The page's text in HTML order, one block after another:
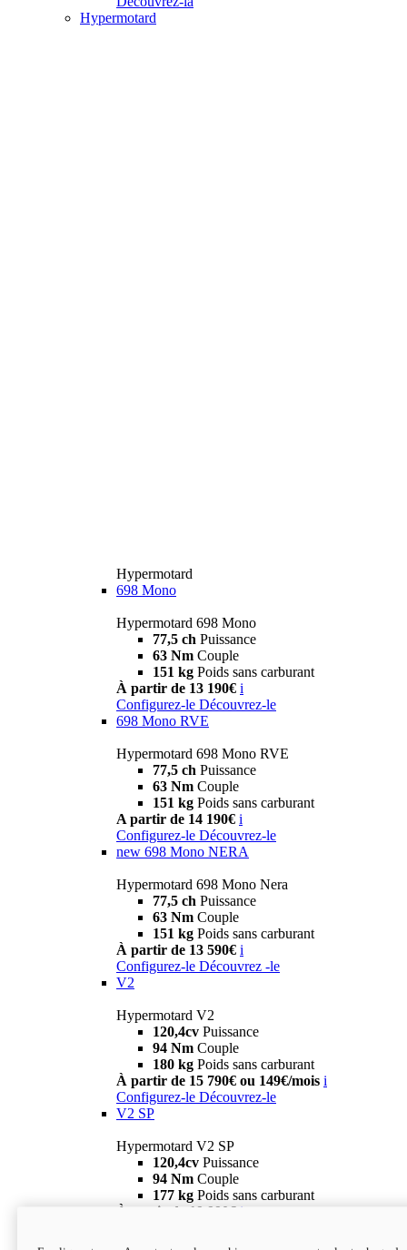
Hypermotard
Hypermotard
698 Mono
Hypermotard 698 Mono
77,5 ch Puissance
63 Nm Couple
151 kg Poids sans carburant
À partir de 13 190€ i
Configurez-le Découvrez-le
698 Mono RVE
Hypermotard 698 Mono RVE
77,5 ch Puissance
63 Nm Couple
151 kg Poids sans carburant
A partir de 14 190€ i
Configurez-le Découvrez-le
new 698 Mono NERA
Hypermotard 698 Mono Nera
77,5 ch Puissance
63 Nm Couple
151 kg Poids sans carburant
À partir de 13 590€ i
Configurez-le Découvrez -le
V2
Hypermotard V2
120,4cv Puissance
94 Nm Couple
180 kg Poids sans carburant
À partir de 15 790€ ou 149€/mois i
Configurez-le Découvrez-le
V2 SP
Hypermotard V2 SP
120,4cv Puissance
94 Nm Couple
177 kg Poids sans carburant
À partir de 19 990€ i
new
V2 SP 100